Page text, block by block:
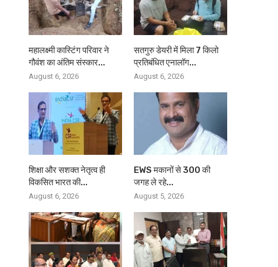
महालक्ष्मी कास्टिंग परिवार ने
गौवंश का अंतिम संस्कार...
August 6, 2026
सतगुरु डेयरी में मिला 7 किलो
प्रतिबंधित एनालॉग...
August 6, 2026
शिक्षा और सशक्त नेतृत्व ही
विकसित भारत की...
August 6, 2026
EWS मकानों से 300 की
जगह ले रहे...
August 5, 2026